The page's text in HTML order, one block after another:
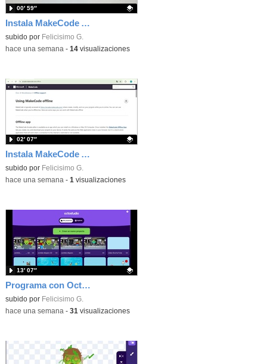
Instala MakeCode Arcade para trabajar offline en tu tablet, ordenador, Chromebook
Contenido educativo.
subido por Felicisimo G.
00′ 59″
-hace una semana - 14visualizaciones
Instala MakeCode Arcade offline para programar grandes juegos sin necesidad de Internet
Contenido educativo.
subido por Felicisimo G.
02′ 07″
-hace una semana - 1 visualizaciones
Programa con OctoStudio, un juego de disparos contra Zombies con un cargador basado en el House of the dead
Contenido educativo.
subido por Felicisimo G.
13′ 07″
-hace una semana - 31 visualizaciones